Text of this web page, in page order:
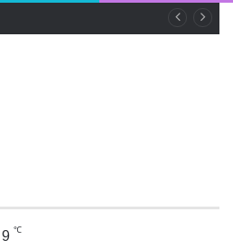
9 ℃